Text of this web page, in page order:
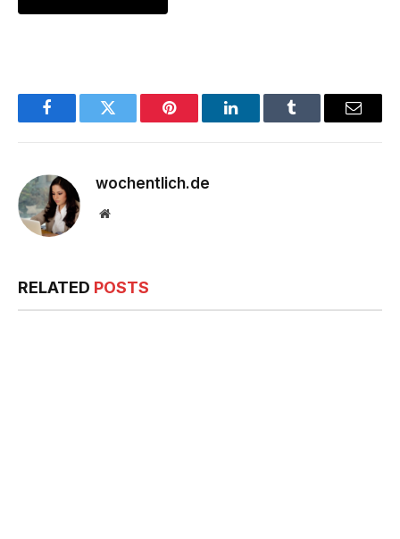
FacebookTwitter Pinterest LinkedInTumblr Email
wochentlich.de
Website
RELATED POSTS